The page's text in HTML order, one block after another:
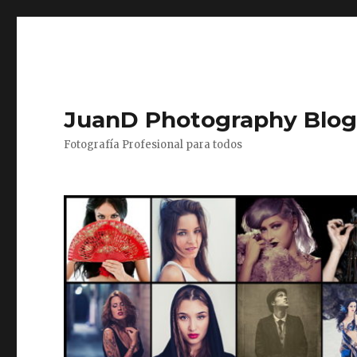
JuanD Photography Blog
Fotografía Profesional para todos